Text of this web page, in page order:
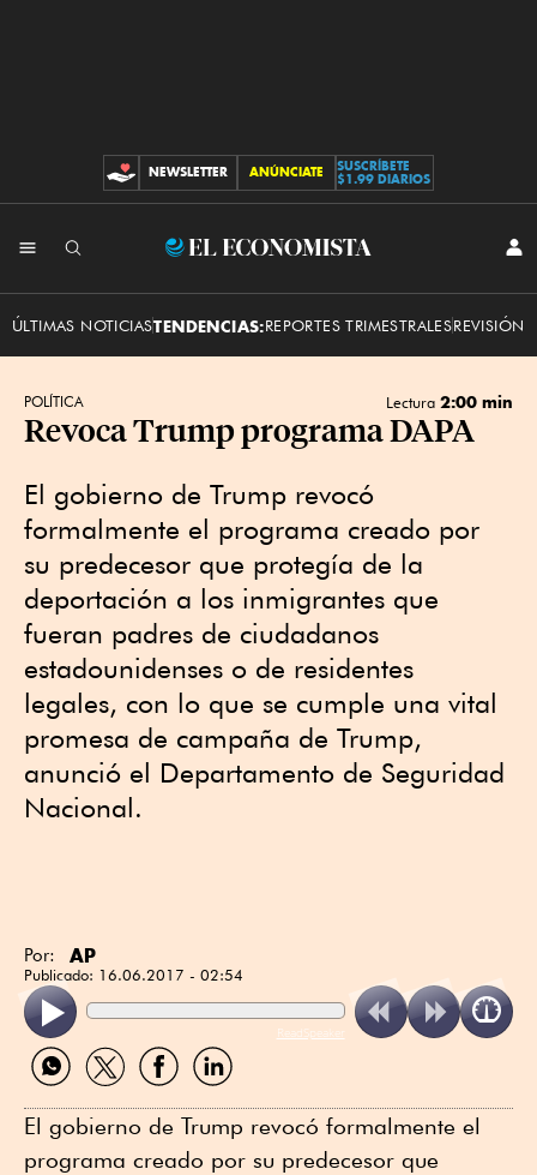
CONTRIBUCIONES
NEWSLETTER ANÚNCIATE
SUSCRÍBETE
$1.99 DIARIOS
El
ÚLTIMAS NOTICIASTENDENCIAS:REPORTES TRIMESTRALESREVISIÓN
POLÍTICA Lectura 2:00 min
Revoca Trump programa DAPA
El gobierno de Trump revocó
formalmente el programa creado por
su predecesor que protegía de la
deportación a los inmigrantes que
fueran padres de ciudadanos
estadounidenses o de residentes
legales, con lo que se cumple una vital
promesa de campaña de Trump,
anunció el Departamento de Seguridad
Nacional.
Por: AP
Publicado: 16.06.2017 - 02:54
ReadSpeaker
Compartir
por
Compartir
por
Compartir
por
Compartir
por
El gobierno de Trump revocó formalmente el
programa creado por su predecesor que